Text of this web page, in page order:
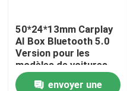
Contrôle de la qualité
Contact
50*24*13mm Carplay
AI Box Bluetooth 5.0
Version pour les
modèles de voitures
compatibles
envoyer une